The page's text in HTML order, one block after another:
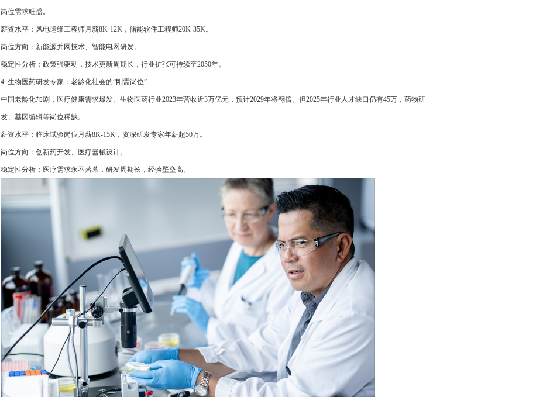
岗位需求旺盛。
薪资水平：风电运维工程师月薪8K-12K，储能软件工程师20K-35K。
岗位方向：新能源并网技术、智能电网研发。
稳定性分析：政策强驱动，技术更新周期长，行业扩张可持续至2050年。
4. 生物医药研发专家：老龄化社会的“刚需岗位”
中国老龄化加剧，医疗健康需求爆发。生物医药行业2023年营收近3万亿元，预计2029年将翻倍。但2025年行业人才缺口仍有45万，药物研
发、基因编辑等岗位稀缺。
薪资水平：临床试验岗位月薪8K-15K，资深研发专家年薪超50万。
岗位方向：创新药开发、医疗器械设计。
稳定性分析：医疗需求永不落幕，研发周期长，经验壁垒高。